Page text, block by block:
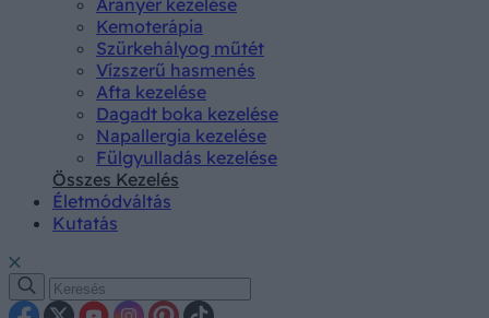
Kemoterápia
Szürkehályog műtét
Vízszerű hasmenés
Afta kezelése
Dagadt boka kezelése
Napallergia kezelése
Fülgyulladás kezelése
Összes Kezelés
Életmódváltás
Kutatás